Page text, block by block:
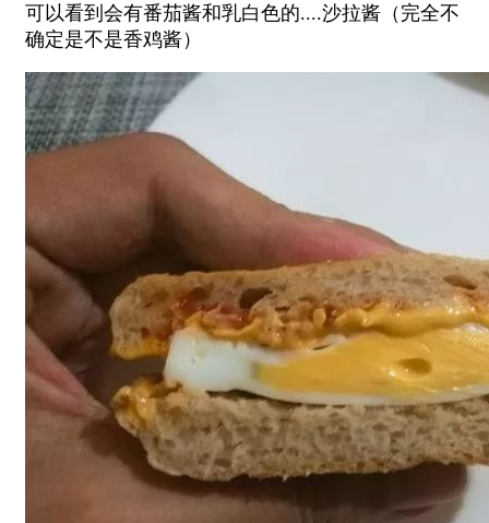
可以看到会有番茄酱和乳白色的....沙拉酱（完全不
确定是不是香鸡酱）